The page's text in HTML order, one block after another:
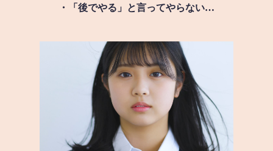
・「後でやる」と言ってやらない…